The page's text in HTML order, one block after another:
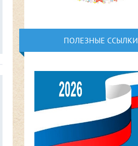
ПОЛЕЗНЫЕ ССЫЛКИ